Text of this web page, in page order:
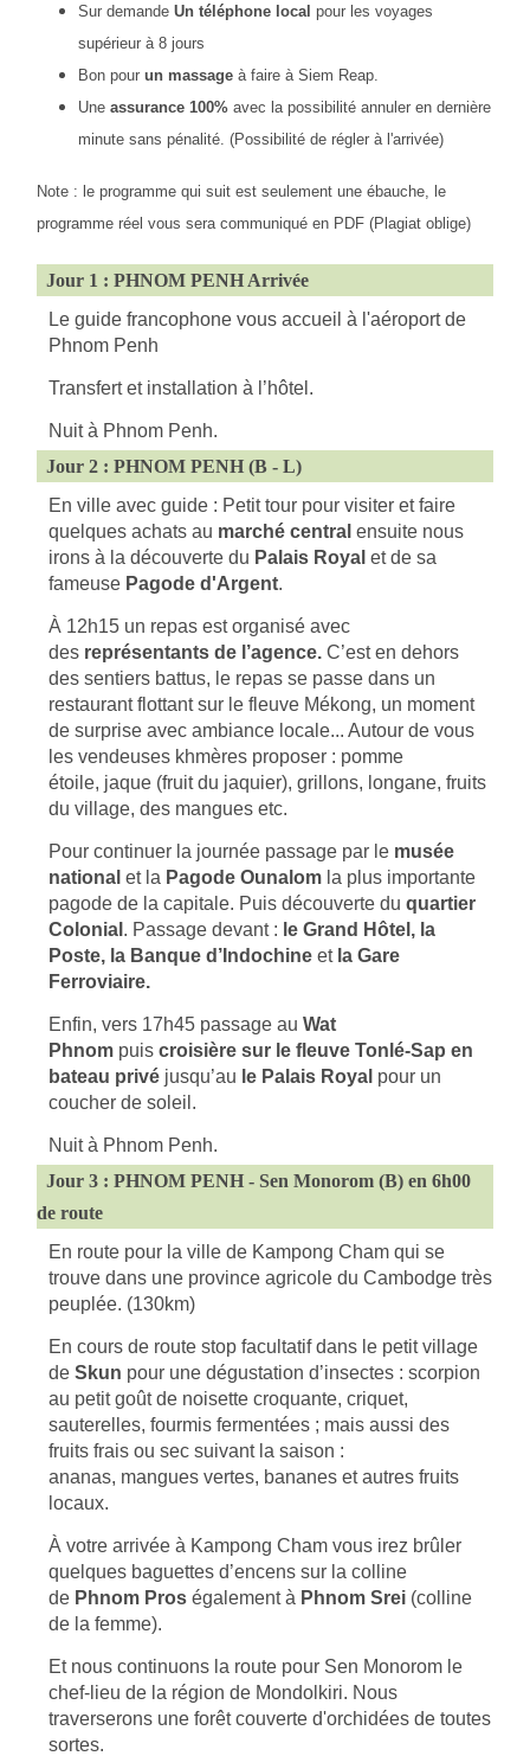
Sur demandeUn téléphone local pour les voyages
supérieur à 8 jours
Bon pourun massage à faire à Siem Reap.
Uneassurance 100%avec la possibilité annuler en dernière
minute sans pénalité. (Possibilité de régler à l'arrivée)
Note : le programme qui suit est seulement une ébauche, le
programme réel vous sera communiqué en PDF (Plagiat oblige)
Jour 1 : PHNOM PENH Arrivée
Le guide francophone vous accueil à l'aéroport de
Phnom Penh
Transfert et installation à l’hôtel.
Nuit à Phnom Penh.
Jour 2 : PHNOM PENH (B - L)
En ville avec guide : Petit tour pour visiter et faire
quelques achats au marché central ensuite nous
irons à la découverte du Palais Royal et de sa
fameuse Pagode d'Argent.
À 12h15 un repas est organisé avec
des représentants de l’agence.C’est en dehors
des sentiers battus, le repas se passe dans un
restaurant flottant sur le fleuve Mékong, un moment
de surprise avec ambiance locale... Autour de vous
les vendeuses khmères proposer : pomme
étoile, jaque (fruit du jaquier), grillons, longane, fruits
du village, des mangues etc.
Pour continuer la journée passage par le musée
national et la Pagode Ounalom la plus importante
pagode de la capitale. Puis découverte duquartier
Colonial . Passage devant : le Grand Hôtel, la
Poste, la Banque d’Indochineetla Gare
Ferroviaire.
Enfin, vers 17h45 passage auWat
Phnom puiscroisière sur le fleuve Tonlé-Sap en
bateau privé jusqu’au le Palais Royal pour un
coucher de soleil.
Nuit à Phnom Penh.
Jour 3 : PHNOM PENH - Sen Monorom (B) en 6h00
de route
En route pour la ville de Kampong Cham qui se
trouve dans une province agricole du Cambodge très
peuplée. (130km)
En cours de route stop facultatif dans le petit village
deSkun pour une dégustation d’insectes : scorpion
au petit goût de noisette croquante, criquet,
sauterelles, fourmis fermentées ; mais aussi des
fruits frais ou sec suivant la saison :
ananas, mangues vertes, bananes et autres fruits
locaux.
À votre arrivée à Kampong Cham vous irez brûler
quelques baguettes d’encens sur la colline
de Phnom Proségalement à Phnom Srei (colline
de la femme).
Et nous continuons la route pour Sen Monorom le
chef-lieu de la région de Mondolkiri. Nous
traverserons une forêt couverte d'orchidées de toutes
sortes.